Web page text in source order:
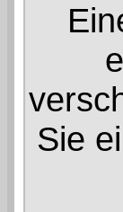
Sie